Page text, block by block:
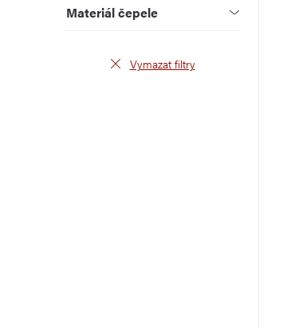
Materiál čepele
Vymazat filtry